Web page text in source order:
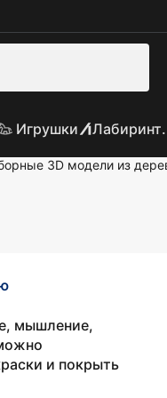
Игрушки
3D модели из
мышление,
и покрыть